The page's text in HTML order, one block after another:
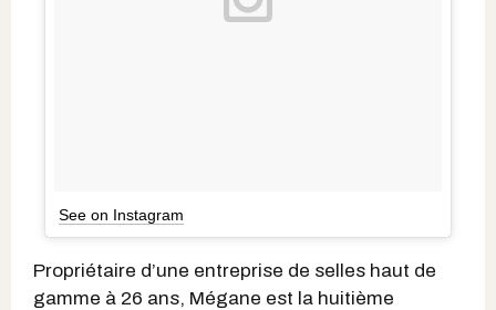
See on Instagram
Propriétaire d’une entreprise de selles haut de
gamme à 26 ans, Mégane est la huitième